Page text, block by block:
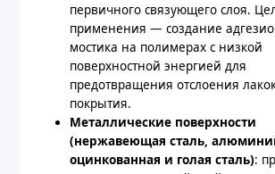
первичного связующего слоя.
применения — создание
мостика на полимерах с низкой
поверхностной энергией для
предотвращения отслоения
покрытия.
Металлические поверхности
(нержавеющая сталь,
оцинкованная и голая сталь):